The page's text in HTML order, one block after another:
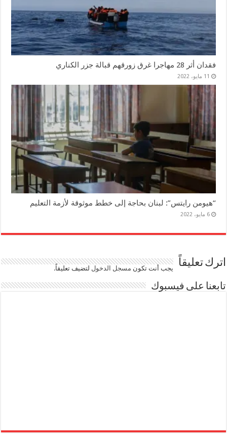
فقدان أثر 28 مهاجرا غرق زورقهم قبالة جزر الكناري
11 مايو، 2022
“هيومن رايتس”: لبنان بحاجة إلى خطط موثوقة لأزمة التعليم
6 مايو، 2022
اترك تعليقاً يجب أنت تكون مسجل الدخوللتضيف تعليقاً.
تابعنا على فيسبوك